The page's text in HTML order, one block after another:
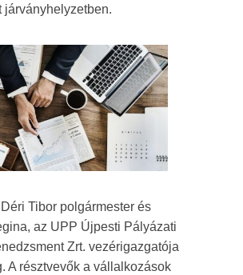
járványhelyzetben.
Tibor polgármester és
az UPP Újpesti Pályázati
Zrt. vezérigazgatója
A résztvevők a vállalkozások